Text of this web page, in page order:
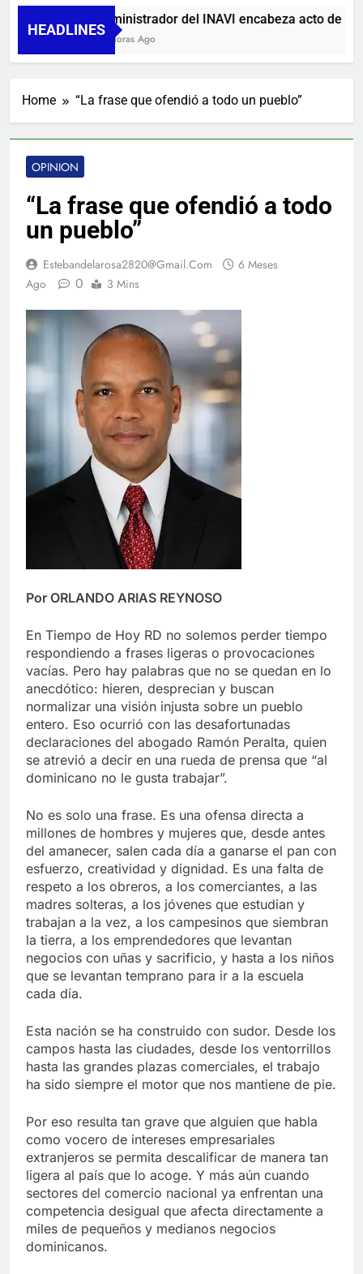
HEADLINES
Administrador del INAVI encabeza acto de
14 Horas Ago
Home “La frase que ofendió a todo un pueblo”
OPINION
“La frase que ofendió a todo
un pueblo”
Estebandelarosa2820@gmail.com
6 Meses
Ago
0 3 Mins
Por ORLANDO ARIAS REYNOSO
En Tiempo de Hoy RD no solemos perder tiempo
respondiendo a frases ligeras o provocaciones
vacías. Pero hay palabras que no se quedan en lo
anecdótico: hieren, desprecian y buscan
normalizar una visión injusta sobre un pueblo
entero. Eso ocurrió con las desafortunadas
declaraciones del abogado Ramón Peralta, quien
se atrevió a decir en una rueda de prensa que “al
dominicano no le gusta trabajar”.
No es solo una frase. Es una ofensa directa a
millones de hombres y mujeres que, desde antes
del amanecer, salen cada día a ganarse el pan con
esfuerzo, creatividad y dignidad. Es una falta de
respeto a los obreros, a los comerciantes, a las
madres solteras, a los jóvenes que estudian y
trabajan a la vez, a los campesinos que siembran
la tierra, a los emprendedores que levantan
negocios con uñas y sacrificio, y hasta a los niños
que se levantan temprano para ir a la escuela
cada día.
Esta nación se ha construido con sudor. Desde los
campos hasta las ciudades, desde los ventorrillos
hasta las grandes plazas comerciales, el trabajo
ha sido siempre el motor que nos mantiene de pie.
Por eso resulta tan grave que alguien que habla
como vocero de intereses empresariales
extranjeros se permita descalificar de manera tan
ligera al país que lo acoge. Y más aún cuando
sectores del comercio nacional ya enfrentan una
competencia desigual que afecta directamente a
miles de pequeños y medianos negocios
dominicanos.